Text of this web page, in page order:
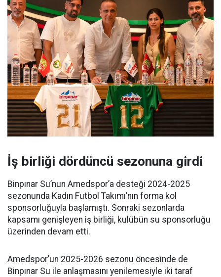
İş birliği dördüncü sezonuna girdi
Binpınar Su’nun Amedspor’a desteği 2024-2025
sezonunda Kadın Futbol Takımı’nın forma kol
sponsorluğuyla başlamıştı. Sonraki sezonlarda
kapsamı genişleyen iş birliği, kulübün su sponsorluğu
üzerinden devam etti.
Amedspor’un 2025-2026 sezonu öncesinde de
Binpınar Su ile anlaşmasını yenilemesiyle iki taraf